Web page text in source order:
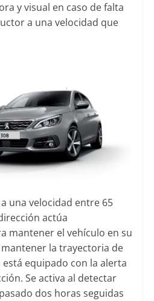
y visual en caso de falta
a una velocidad que
una velocidad entre 65
actúa
mantener el vehículo en su
la trayectoria de
equipado con la alerta
Se activa al detectar
dos horas seguidas